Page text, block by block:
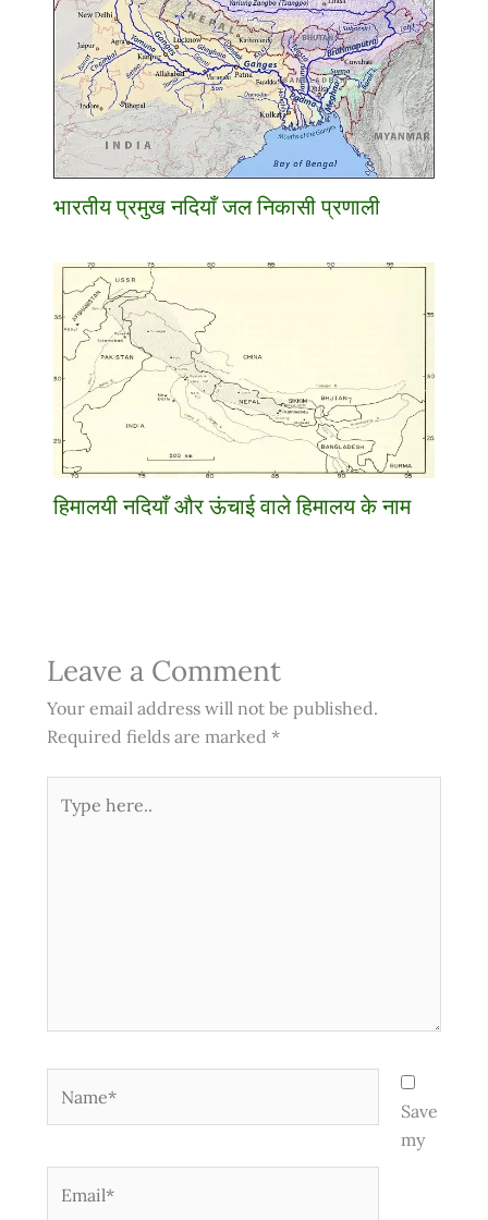
भारतीय प्रमुख नदियाँ जल निकासी प्रणाली
हिमालयी नदियाँ और ऊंचाई वाले हिमालय के नाम
Leave a Comment
Your email address will not be published.
Required fields are marked *
here..
Save
my